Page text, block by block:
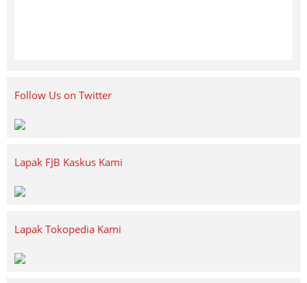
Follow Us on Twitter
Lapak FJB Kaskus Kami
Lapak Tokopedia Kami